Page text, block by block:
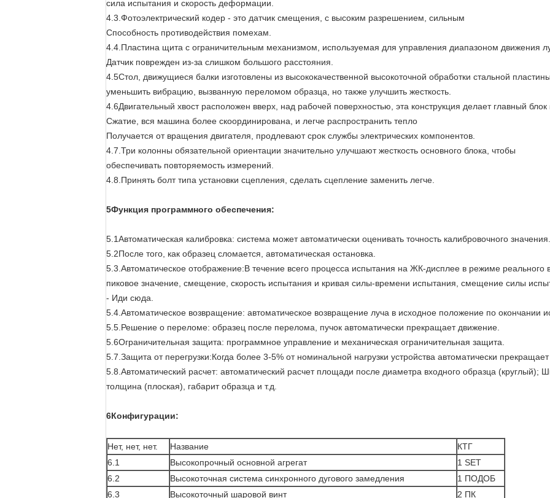
сила испытания и скорость деформации.
4.3.Фотоэлектрический кодер - это датчик смещения, с высоким разрешением, сильным
Способность противодействия помехам.
4.4.Пластина щита с ограничительным механизмом, используемая для управления диапазоном движения
Датчик поврежден из-за слишком большого расстояния.
4.5Стол, движущиеся балки изготовлены из высококачественной высокоточной обработки стальной
уменьшить вибрацию, вызванную переломом образца, но также улучшить жесткость.
4.6Двигательный хвост расположен вверх, над рабочей поверхностью, эта конструкция делает главный
Сжатие, вся машина более скоординирована, и легче распространить тепло
Получается от вращения двигателя, продлевают срок службы электрических компонентов.
4.7.Три колонны обязательной ориентации значительно улучшают жесткость основного блока, чтобы
обеспечивать повторяемость измерений.
4.8.Принять болт типа установки сцепления, сделать сцепление заменить легче.
5Функция программного обеспечения:
5.1Автоматическая калибровка: система может автоматически оценивать точность калибровочного значения.
5.2После того, как образец сломается, автоматическая остановка.
5.3.Автоматическое отображение:В течение всего процесса испытания на ЖК-дисплее в режиме реального
пиковое значение, смещение, скорость испытания и кривая силы-времени испытания, смещение силы
- Иди сюда.
5.4.Автоматическое возвращение: автоматическое возвращение луча в исходное положение по окончании
5.5.Решение о переломе: образец после перелома, пучок автоматически прекращает движение.
5.6Ограничительная защита: программное управление и механическая ограничительная защита.
5.7.Защита от перегрузки:Когда более 3-5% от номинальной нагрузки устройства автоматически
5.8.Автоматический расчет: автоматический расчет площади после диаметра входного образца (круглый);
толщина (плоская), габарит образца и т.д.
6Конфигурации:
Нет, нет, нет. Название
КТГ
6.1
Высокопрочный основной агрегат
1 SET
6.2
Высокоточная система синхронного дугового замедления
1 ПОДОБ
6.3
Высокоточный шаровой винт 2 ПК